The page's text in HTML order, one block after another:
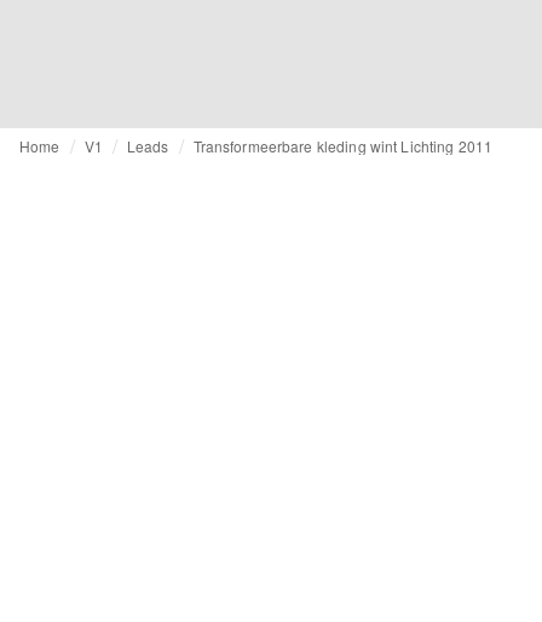
Home V1 Leads Transformeerbare kleding wint Lichting 2011